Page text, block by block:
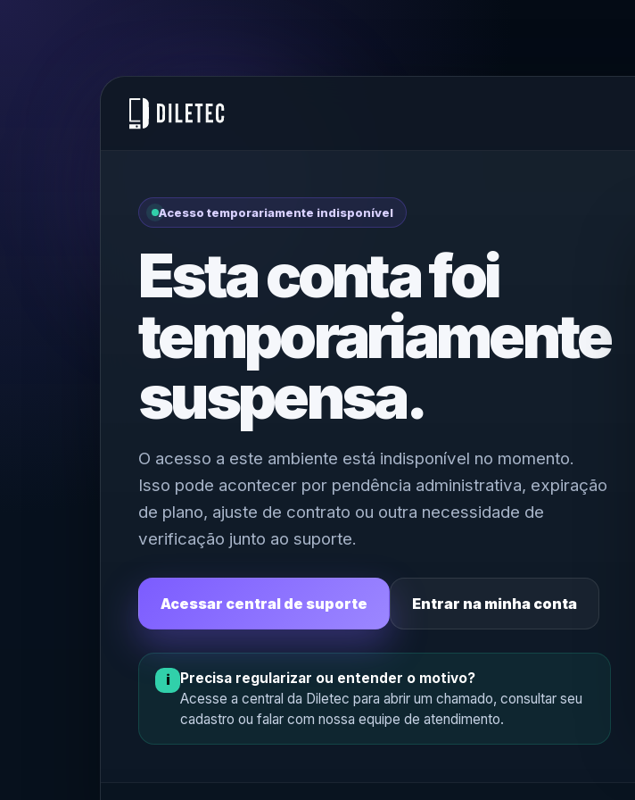
Acesso temporariamente indisponível
Esta conta foi
temporariamente
suspensa.
O acesso a este ambiente está indisponível no momento.
Isso pode acontecer por pendência administrativa, expiração
de plano, ajuste de contrato ou outra necessidade de
verificação junto ao suporte.
Acessar central de suporte Entrar na minha conta
i
Precisa regularizar ou entender o motivo?
Acesse a central da Diletec para abrir um chamado, consultar seu
cadastro ou falar com nossa equipe de atendimento.